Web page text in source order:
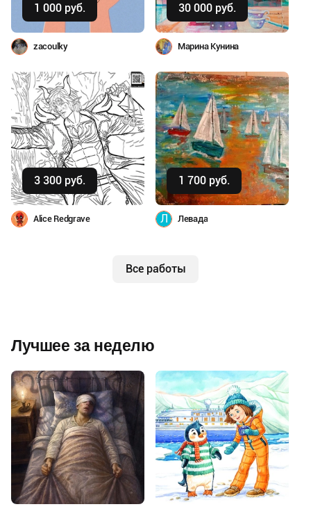
1 000 руб.
zacoulky
30 000 руб.
Марина Кунина
3 300 руб.
Купить
Alice Redgrave
1 700 руб.
Купить
Л Левада
Все работы
Лучшее за неделю